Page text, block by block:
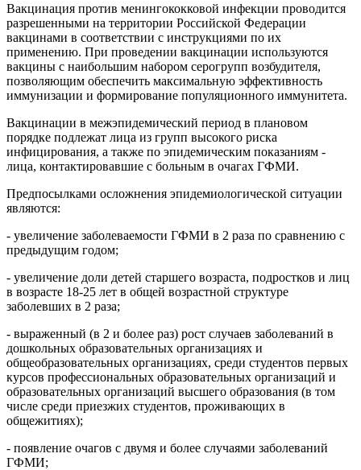
Вакцинация против менингококковой инфекции проводится
разрешенными на территории Российской Федерации
вакцинами в соответствии с инструкциями по их
применению. При проведении вакцинации используются
вакцины с наибольшим набором серогрупп возбудителя,
позволяющим обеспечить максимальную эффективность
иммунизации и формирование популяционного иммунитета.
Вакцинации в межэпидемический период в плановом
порядке подлежат лица из групп высокого риска
инфицирования, а также по эпидемическим показаниям -
лица, контактировавшие с больным в очагах ГФМИ.
Предпосылками осложнения эпидемиологической ситуации
являются:
- увеличение заболеваемости ГФМИ в 2 раза по сравнению с
предыдущим годом;
- увеличение доли детей старшего возраста, подростков и лиц
в возрасте 18-25 лет в общей возрастной структуре
заболевших в 2 раза;
- выраженный (в 2 и более раз) рост случаев заболеваний в
дошкольных образовательных организациях и
общеобразовательных организациях, среди студентов первых
курсов профессиональных образовательных организаций и
образовательных организаций высшего образования (в том
числе среди приезжих студентов, проживающих в
общежитиях);
- появление очагов с двумя и более случаями заболеваний
ГФМИ;